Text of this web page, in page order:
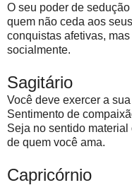
O seu poder de
quem não ceda aos
conquistas afetivas,
socialmente.
Sagitário
Você deve exercer a
Sentimento de
Seja no sentido
de quem você ama.
Capricórnio